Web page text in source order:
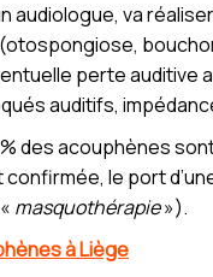
audiologue, va
perte
auditifs,
des acouphènes
le port
masquothérapie»).
à Liège